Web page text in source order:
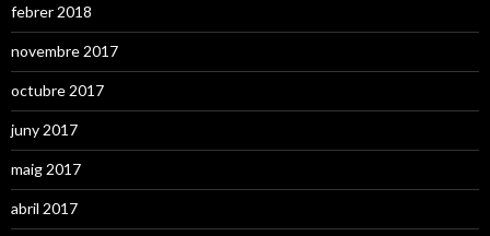
febrer 2018
novembre 2017
octubre 2017
juny 2017
maig 2017
abril 2017